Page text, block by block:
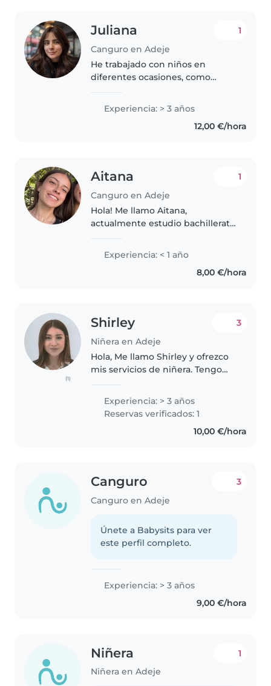
Juliana
Canguro en Adeje
1
He trabajado con niños en
diferentes ocasiones, como
desde los 6 meses hasta los 13
años, actualmente no tengo un
certificado de estudios pero
Experiencia: > 3 años
12,00 €/hora
Aitana
Canguro en Adeje
1
Hola! Me llamo Aitana,
actualmente estudio bachillerato
canguro los fines de semana
(podría hacer alguna excepción
entre semana). Soy una persona
Experiencia: < 1 año
8,00 €/hora
(1)
Shirley
Niñera en Adeje
3
Hola, Me llamo Shirley y ofrezco
mis servicios de niñera. Tengo
el cuidado de niños,
especialmente con una niña de
4 años y su hermanito de 1 año,
Experiencia: > 3 años
Reservas verificados: 1
10,00 €/hora
Canguro
Canguro en Adeje
3
Únete a Babysits para ver
este perfil completo.
Experiencia: > 3 años
9,00 €/hora
Niñera
Niñera en Adeje
1